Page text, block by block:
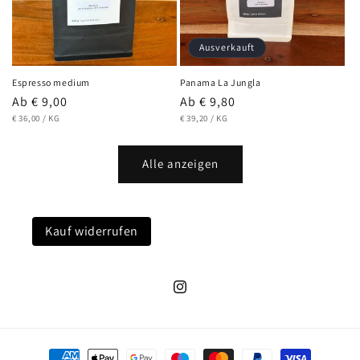
Espresso medium
Normaler
Preis
Ab € 9,00
GRUNDPREIS
€ 36,00 / PRO
KG
Ausverkauft
Panama La Jungla
Normaler
Preis
Ab € 9,80
GRUNDPREIS
€ 39,20 / PRO
KG
Alle anzeigen
Kauf widerrufen
Instagram
Zahlungsmethoden